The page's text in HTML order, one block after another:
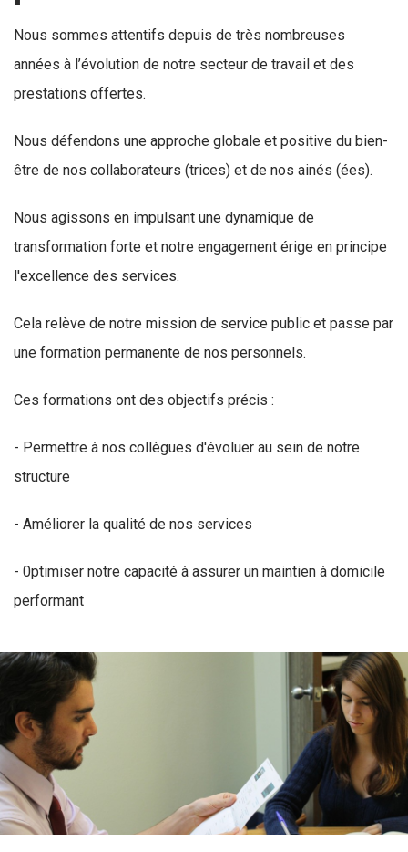
Nous sommes attentifs depuis de très nombreuses
années à l’évolution de notre secteur de travail et des
prestations offertes.
Nous défendons une approche globale et positive du bien-
être de nos collaborateurs (trices) et de nos ainés (ées).
Nous agissons en impulsant une dynamique de
transformation forte et notre engagement érige en principe
l'excellence des services.
Cela relève de notre mission de service public et passe par
une formation permanente de nos personnels.
Ces formations ont des objectifs précis :
- Permettre à nos collègues d'évoluer au sein de notre
structure
- Améliorer la qualité de nos services
- 0ptimiser notre capacité à assurer un maintien à domicile
performant